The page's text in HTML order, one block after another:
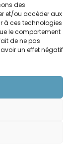
des
et/ou accéder aux
à ces technologies
le comportement
de ne pas
un effet négatif